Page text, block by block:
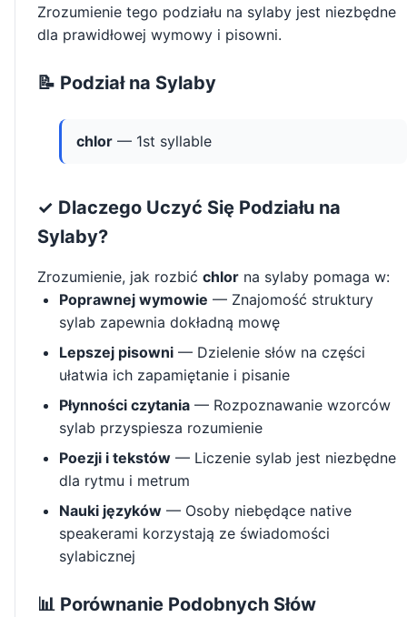
Zrozumienie tego podziału na sylaby jest niezbędne
dla prawidłowej wymowy i pisowni.
📝 Podział na Sylaby
chlor — 1st syllable
✓ Dlaczego Uczyć Się Podziału na
Sylaby?
Zrozumienie, jak rozbić chlor na sylaby pomaga w:
Poprawnej wymowie — Znajomość struktury
sylab zapewnia dokładną mowę
Lepszej pisowni — Dzielenie słów na części
ułatwia ich zapamiętanie i pisanie
Płynności czytania — Rozpoznawanie wzorców
sylab przyspiesza rozumienie
Poezji i tekstów — Liczenie sylab jest niezbędne
dla rytmu i metrum
Nauki języków — Osoby niebędące native
speakerami korzystają ze świadomości
sylabicznej
📊 Porównanie Podobnych Słów